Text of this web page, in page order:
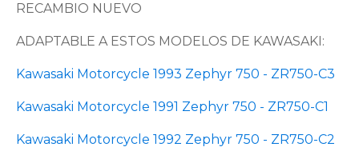
RECAMBIO NUEVO
ADAPTABLE A ESTOS MODELOS DE KAWASAKI:
Kawasaki Motorcycle 1993 Zephyr 750 - ZR750-C3
Kawasaki Motorcycle 1991 Zephyr 750 - ZR750-C1
Kawasaki Motorcycle 1992 Zephyr 750 - ZR750-C2